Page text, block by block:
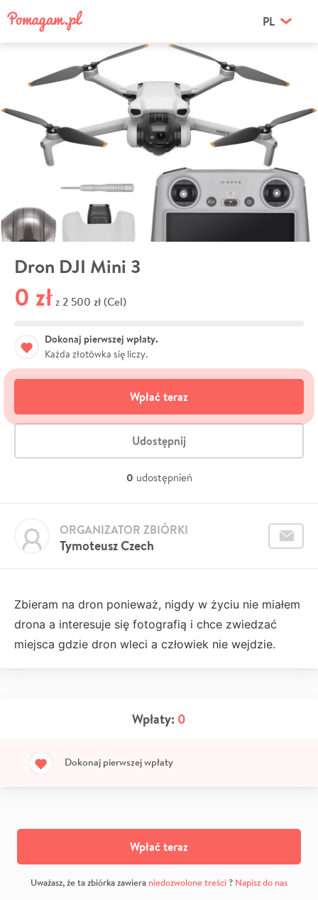
PL
Dron DJI Mini 3
0 zł z 2 500 zł (Cel)
Dokonaj pierwszej wpłaty.
Każda złotówka się liczy.
Wpłać teraz
Udostępnij
0 udostępnień
Tymoteusz Czech
ORGANIZATOR ZBIÓRKI
Zbieram na dron ponieważ, nigdy w życiu nie miałem
drona a interesuje się fotografią i chce zwiedzać
miejsca gdzie dron wleci a człowiek nie wejdzie.
Wpłaty: 0
Dokonaj pierwszej wpłaty
Wpłać teraz
Uważasz, że ta zbiórka zawiera niedozwolone treści? Napisz do nas